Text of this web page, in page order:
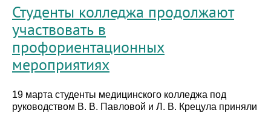
Студенты колледжа продолжают
участвовать в
профориентационных
мероприятиях
19 марта студенты медицинского колледжа под
руководством В. В. Павловой и Л. В. Крецула приняли